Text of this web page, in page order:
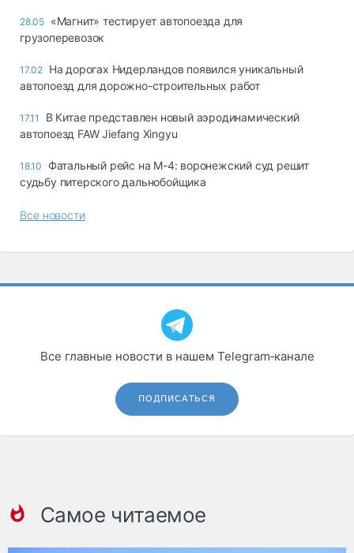
28.05 «Магнит» тестирует автопоезда для
грузоперевозок
17.02 На дорогах Нидерландов появился уникальный
автопоезд для дорожно-строительных работ
17.11
В Китае представлен новый аэродинамический
автопоезд FAW Jiefang Xingyu
18.10
Фатальный рейс на М-4: воронежский суд решит
судьбу питерского дальнобойщика
Все новости
Все главные новости в нашем Telegram‑канале
ПОДПИСАТЬСЯ
Самое читаемое